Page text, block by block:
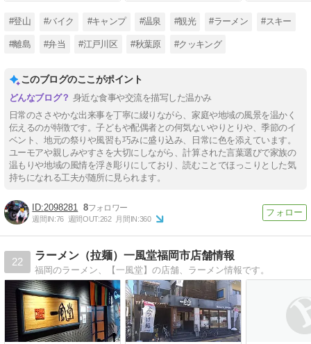
#登山 #バイク #キャンプ #温泉 #観光 #ラーメン #スキー
#離島 #弁当 #江戸川区 #秋葉原 #クッキング
このブログのここがポイント
身近な食事や交流を描写した温かみ
日常のささやかな出来事を丁寧に綴りながら、家庭や地域の風景を温かく
伝えるのが特徴です。子どもや配偶者との何気ないやりとりや、季節のイ
ベント、地元の祭りや風習も巧みに盛り込み、日常に色を添えています。
ユーモアや親しみやすさを大切にしながら、計算された言葉選びで家族の
温もりや地域の風情を浮き彫りにしており、読むことでほっこりとした気
持ちになれる工夫が随所に見られます。
2098281 8
週間IN:76 週間OUT:262 月間IN:360
22
ラーメン（拉麺）一風堂福岡市店舗情報
福岡のラーメン、【一風堂】の店舗、ラーメン情報です。